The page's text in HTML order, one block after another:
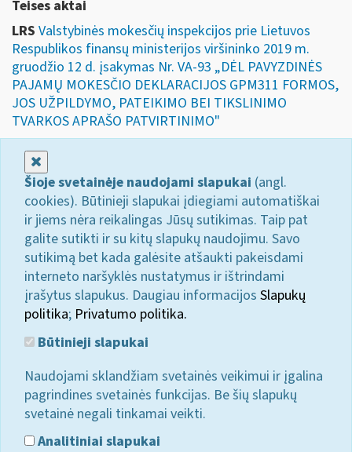
Teises aktai
LRS Valstybinės mokesčių inspekcijos prie Lietuvos
Respublikos finansų ministerijos viršininko 2019 m.
gruodžio 12 d. įsakymas Nr. VA-93 „DĖL PAVYZDINĖS
PAJAMŲ MOKESČIO DEKLARACIJOS GPM311 FORMOS,
JOS UŽPILDYMO, PATEIKIMO BEI TIKSLINIMO
TVARKOS APRAŠO PATVIRTINIMO"
Šioje svetainėje naudojami slapukai (angl.
cookies). Būtinieji slapukai įdiegiami automatiškai
ir jiems nėra reikalingas Jūsų sutikimas. Taip pat
galite sutikti ir su kitų slapukų naudojimu. Savo
sutikimą bet kada galėsite atšaukti pakeisdami
interneto naršyklės nustatymus ir ištrindami
įrašytus slapukus. Daugiau informacijos Slapukų
politika; Privatumo politika.
Būtinieji slapukai
Naudojami sklandžiam svetainės veikimui ir įgalina
pagrindines svetainės funkcijas. Be šių slapukų
svetainė negali tinkamai veikti.
Analitiniai slapukai